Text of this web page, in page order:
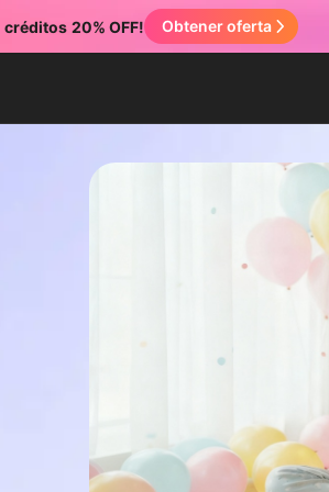
créditos 20% OFF! Obtener oferta